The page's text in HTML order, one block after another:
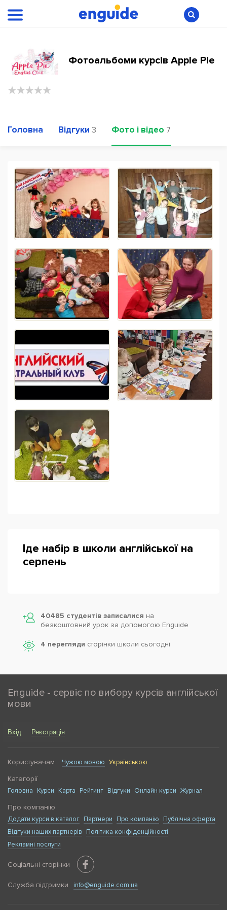
Фотоальбоми курсів Apple Pie
Головна Відгуки 3 Фото і відео 7
Іде набір в школи англійської на
серпень
40485 студентів записалися на
безкоштовний урок за допомогою Enguide
4 перегляди сторінки школи cьогодні
Enguide - сервіс по вибору курсів англійської
мови
Вхід Реєстрація
Користувачам Чужою мовою Українською
Категорії
Головна Курси Карта Рейтинг Відгуки Онлайн курси Журнал
Про компанію
Додати курси в каталог Партнери Про компанію
Публічна оферта
Відгуки наших партнерів
Політика конфіденційності
Рекламні послуги
Соціальні сторінки
Служба підтримки info@enguide.com.ua